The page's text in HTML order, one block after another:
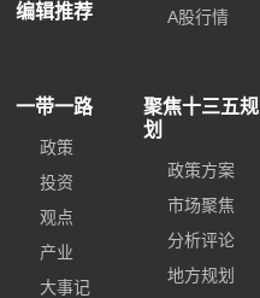
编辑推荐 A股行情
一带一路
政策
投资
观点
产业
大事记
聚焦十三五规
划
政策方案
市场聚焦
分析评论
地方规划